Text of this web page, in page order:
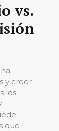
vs.
y creer
los
que